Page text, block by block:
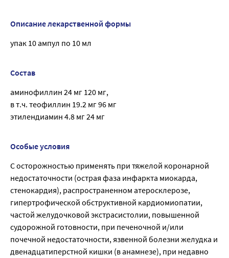
Описание лекарственной формы
упак 10 ампул по 10 мл
Состав
аминофиллин 24 мг 120 мг,
в т.ч. теофиллин 19.2 мг 96 мг
этилендиамин 4.8 мг 24 мг
Особые условия
C осторожностью применять при тяжелой коронарной
недостаточности (острая фаза инфаркта миокарда,
стенокардия), распространенном атеросклерозе,
гипертрофической обструктивной кардиомиопатии,
частой желудочковой экстрасистолии, повышенной
судорожной готовности, при печеночной и/или
почечной недостаточности, язвенной болезни желудка и
двенадцатиперстной кишки (в анамнезе), при недавно